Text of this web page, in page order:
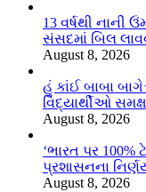
13 વર્ષથી નાની
સંસદમાં બિલ
August 8, 2026
હું કાંઈ બાબા
વિદ્યાર્થીઓ
August 8, 2026
‘ભારત પર
પ્રશાસનના
August 8, 2026